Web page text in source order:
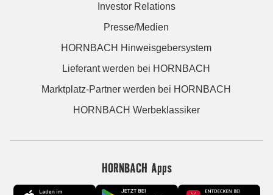
Investor Relations
Presse/Medien
HORNBACH Hinweisgebersystem
Lieferant werden bei HORNBACH
Marktplatz-Partner werden bei HORNBACH
HORNBACH Werbeklassiker
HORNBACH Apps